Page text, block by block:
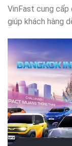
VinFast cung cấp
giúp khách hàng